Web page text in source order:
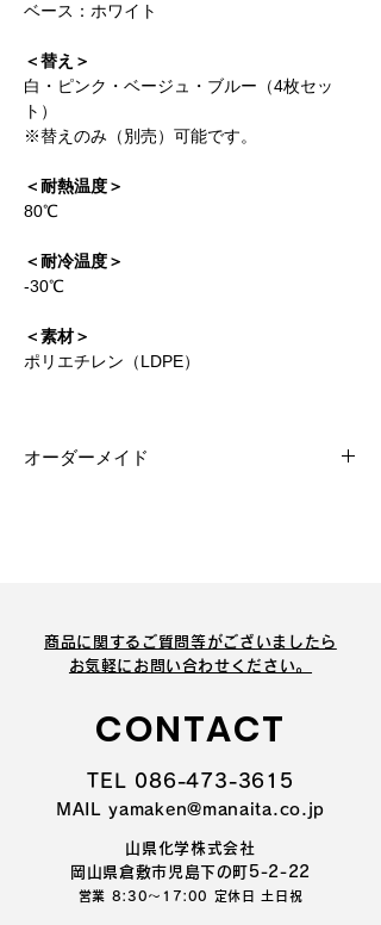
ベース：ホワイト
＜替え＞
白・ピンク・ベージュ・ブルー（4枚セッ
ト）
※替えのみ（別売）可能です。
＜耐熱温度＞
80℃
＜耐冷温度＞
-30℃
＜素材＞
ポリエチレン（LDPE）
オーダーメイド
商品に関するご質問等がございましたら
​お気軽にお問い合わせください。
CONTACT
TEL 086-473-3615
MAIL yamaken@manaita.co.jp
山県化学株式会社
岡山県倉敷市児島下の町5-2-22
営業 8:30～17:00 定休日 土日祝